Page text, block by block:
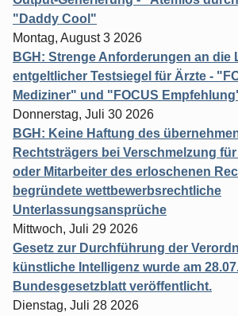
"Daddy Cool"
Montag, August 3 2026
BGH: Strenge Anforderungen an die
entgeltlicher Testsiegel für Ärzte -
Mediziner" und "FOCUS
Donnerstag, Juli 30 2026
BGH: Keine Haftung des
Rechtsträgers bei Verschmelzung
oder Mitarbeiter des erloschenen
begründete wettbewerbsrechtliche
Unterlassungsansprüche
Mittwoch, Juli 29 2026
Gesetz zur Durchführung der
künstliche Intelligenz wurde am
Bundesgesetzblatt veröffentlicht.
Dienstag, Juli 28 2026